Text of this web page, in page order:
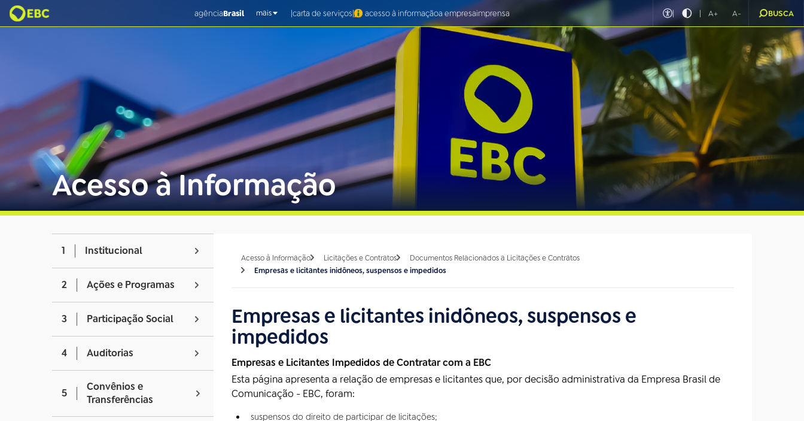
agênciaBrasil mais |carta de serviços| acesso à informaçãoa empresaimprensa | | A+ A- BUSCA
Acesso à Informação
1 Institucional
2 Ações e Programas
3 Participação Social
4 Auditorias
5
Convênios e
Transferências
Acesso à Informação Licitações e Contratos
Documentos Relacionados a Licitações e Contratos
Empresas e licitantes inidôneos, suspensos e impedidos
Empresas e licitantes inidôneos, suspensos e
impedidos
Empresas e Licitantes Impedidos de Contratar com a EBC
Esta página apresenta a relação de empresas e licitantes que, por decisão administrativa da Empresa Brasil de
Comunicação - EBC, foram:
suspensos do direito de participar de licitações;